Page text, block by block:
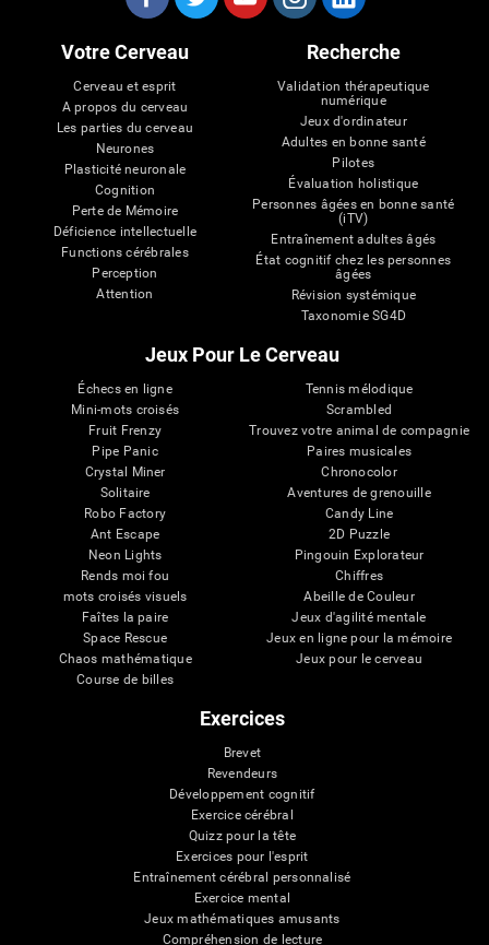
Votre Cerveau
Cerveau et esprit
A propos du cerveau
Les parties du cerveau
Neurones
Plasticité neuronale
Cognition
Perte de Mémoire
Déficience intellectuelle
Functions cérébrales
Perception
Attention
Recherche
Validation thérapeutique
numérique
Jeux d'ordinateur
Adultes en bonne santé
Pilotes
Évaluation holistique
Personnes âgées en bonne santé
(iTV)
Entraînement adultes âgés
État cognitif chez les personnes
âgées
Révision systémique
Taxonomie SG4D
Jeux Pour Le Cerveau
Échecs en ligne
Mini-mots croisés
Fruit Frenzy
Pipe Panic
Crystal Miner
Solitaire
Robo Factory
Ant Escape
Neon Lights
Rends moi fou
mots croisés visuels
Faîtes la paire
Space Rescue
Chaos mathématique
Course de billes
Tennis mélodique
Scrambled
Trouvez votre animal de compagnie
Paires musicales
Chronocolor
Aventures de grenouille
Candy Line
2D Puzzle
Pingouin Explorateur
Chiffres
Abeille de Couleur
Jeux d'agilité mentale
Jeux en ligne pour la mémoire
Jeux pour le cerveau
Exercices
Brevet
Revendeurs
Développement cognitif
Exercice cérébral
Quizz pour la tête
Exercices pour l'esprit
Entraînement cérébral personnalisé
Exercice mental
Jeux mathématiques amusants
Compréhension de lecture